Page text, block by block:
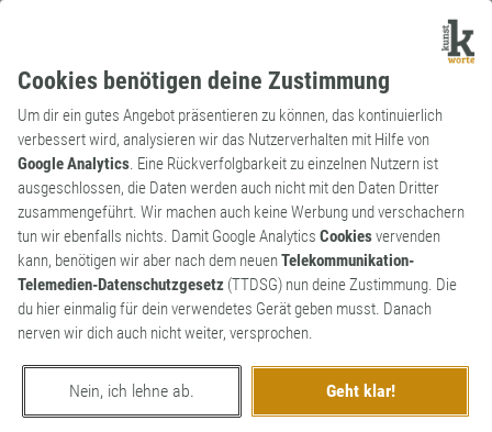
Cookies benötigen deine Zustimmung
Um dir ein gutes Angebot präsentieren zu können, das kontinuierlich
verbessert wird, analysieren wir das Nutzerverhalten mit Hilfe von
Google Analytics. Eine Rückverfolgbarkeit zu einzelnen Nutzern ist
ausgeschlossen, die Daten werden auch nicht mit den Daten Dritter
zusammengeführt. Wir machen auch keine Werbung und verschachern
tun wir ebenfalls nichts. Damit Google Analytics Cookiesvervenden
kann, benötigen wir aber nach dem neuenTelekommunikation-
Telemedien-Datenschutzgesetz (TTDSG) nun deine Zustimmung. Die
du hier einmalig für dein verwendetes Gerät geben musst. Danach
nerven wir dich auch nicht weiter, versprochen.
Nein, ich lehne ab. Geht klar!
Kunstwort
Substantiv
Anfahre
Der Begriff wird in Analogie mit der
Anmache gesetzt und bedeutet so viel wie
grobe Ansprache oder verbaler Angriff!
0
erschaffen von
am 10. November 2016